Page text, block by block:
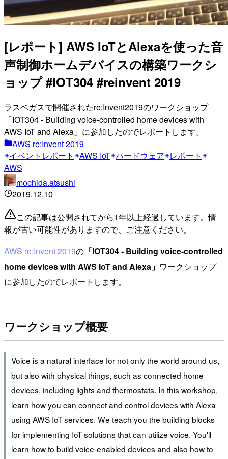
[レポート] AWS IoTとAlexaを使った音
声制御ホームデバイスの構築ワークシ
ョップ #IOT304 #reinvent 2019
ラスベガスで開催されたre:Invent2019のワークショップ
「IOT304 - Building voice-controlled home devices with
AWS IoT and Alexa」に参加したのでレポートします。
AWS re:Invent 2019
イベントレポート
AWS IoT ハードウェア レポート
AWS
mochida.atsushi
2019.12.10
この記事は公開されてから1年以上経過しています。情
報が古い可能性がありますので、ご注意ください。
AWS re:Invent 2019の 「IOT304 - Building voice-controlled
home devices with AWS IoT and Alexa」 ワークショップ
に参加したのでレポートします。
ワークショップ概要
Voice is a natural interface for not only the world around us,
but also with physical things, such as connected home
devices, including lights and thermostats. In this workshop,
learn how you can connect and control devices with Alexa
using AWS IoT services. We teach you the building blocks
for implementing IoT solutions that can utilize voice. You'll
learn how to build voice-enabled devices and also how to